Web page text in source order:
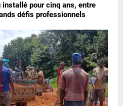
installé pour cinq ans, entre
défis professionnels